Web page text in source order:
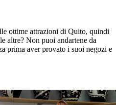
ottime attrazioni di Quito, quindi
altre? Non puoi andartene da
prima aver provato i suoi negozi e